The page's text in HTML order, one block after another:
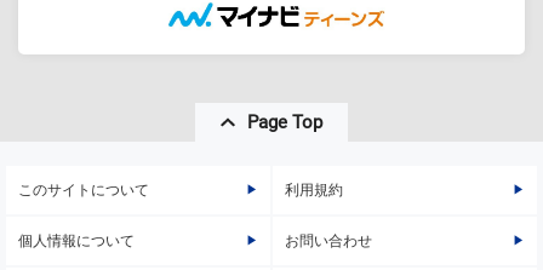
Page Top
このサイトについて 利用規約
個人情報について お問い合わせ